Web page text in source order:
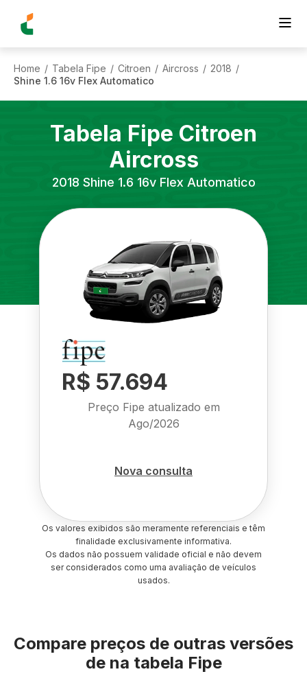
Home / Tabela Fipe / Citroen / Aircross / 2018 /
Shine 1.6 16v Flex Automatico
Tabela Fipe Citroen
Aircross
2018 Shine 1.6 16v Flex Automatico
R$ 57.694
Preço Fipe atualizado em
Ago/2026
Nova consulta
Os valores exibidos são meramente referenciais e têm
finalidade exclusivamente informativa.
Os dados não possuem validade oficial e não devem
ser considerados como uma avaliação de veículos
usados.
Compare preços de outras versões
de na tabela Fipe